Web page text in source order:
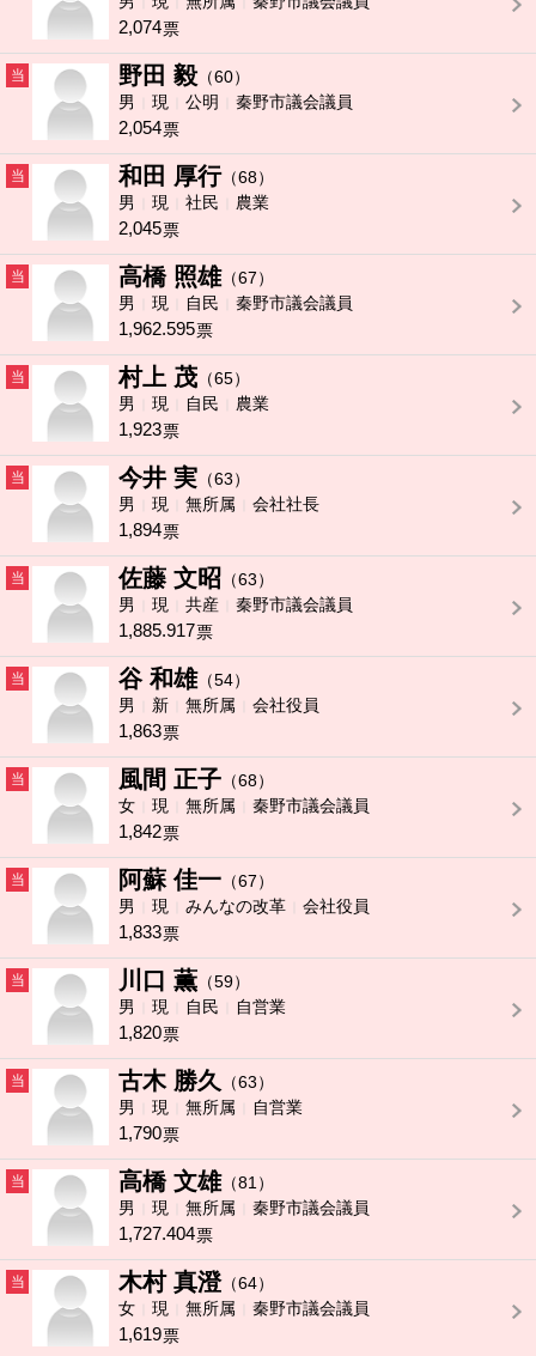
2,074票
当 野田 毅 （60）
男
現 公明 秦野市議会議員
2,054票
当 和田 厚行（68）
男
現 社民 農業
2,045票
当 高橋 照雄（67）
男
現 自民 秦野市議会議員
1,962.595票
当 村上 茂 （65）
男
現 自民 農業
1,923票
当 今井 実 （63）
男
現 無所属 会社社長
1,894票
当 佐藤 文昭 （63）
男
現 共産 秦野市議会議員
1,885.917票
当 谷 和雄（54）
男
新 無所属 会社役員
1,863票
当 風間 正子 （68）
女
現 無所属 秦野市議会議員
1,842票
当 阿蘇 佳一 （67）
男
現 みんなの改革 会社役員
1,833票
当 川口 薫 （59）
男
現 自民 自営業
1,820票
当 古木 勝久
（63）
男
現 無所属 自営業
1,790票
当 高橋 文雄（81）
男
現 無所属 秦野市議会議員
1,727.404票
当 木村 真澄（64）
女
現 無所属 秦野市議会議員
1,619票